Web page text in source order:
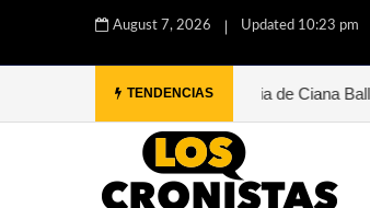
August 7, 2026 Updated 10:23 pm
TENDENCIAS
Una historia de Ciana Ballesteros #¡Auxilio,